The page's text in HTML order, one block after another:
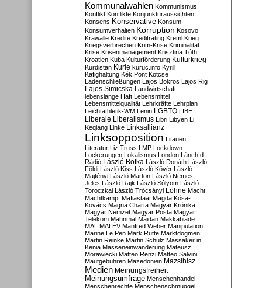
Kommunalwahlen Kommunismus
Konflikt Konflikte Konjunkturaussichten
Konsens Konservative Konsum
Konsumverhalten Korruption Kosovo
Krawalle Kredite Kreditrating Kreml Krieg
Kriegsverbrechen Krim-Krise Kriminalität
Krise Krisenmanagement Krisztina Tóth
Kroatien Kuba Kulturförderung Kulturkrieg
Kurdistan Kurie kuruc.info Kyrill
Käfighaltung Kék Pont Kötcse
Ladenschließungen Lajos Bokros Lajos Rig
Lajos Simicska Landwirtschaft
lebenslange Haft Lebensmittel
Lebensmittelqualität Lehrkräfte Lehrplan
Leichtathletik-WM Lenin LGBTQ LIBE
Liberale Liberalismus Libri Libyen Li
Keqiang Linke Linksallianz
Linksopposition Litauen
Literatur Liz Truss LMP Lockdown
Lockerungen Lokalismus London Lánchíd
Rádió
László Botka László Donáth László
Földi László Kiss László Kövér László
Majtényi László Marton László Nemes
Jeles László Rajk László Sólyom László
Toroczkai László Trócsányi Löhne Macht
Machtkampf Mafiastaat Magda Kósa-
Kovács Magna Charta Magyar Krónika
Magyar Nemzet Magyar Posta Magyar
Telekom Mahnmal Maidan Makkabiade
MAL MALÉV Manfred Weber Manipulation
Marine Le Pen Mark Rutte Marktdogmen
Martin Reinke Martin Schulz Massaker in
Kenia Masseneinwanderung Mateusz
Morawiecki Matteo Renzi Matteo Salvini
Mautgebühren Mazedonien Mazsihisz
Medien Meinungsfreiheit
Meinungsumfrage Menschenhandel
Menschenrechte Menschenschmuggel